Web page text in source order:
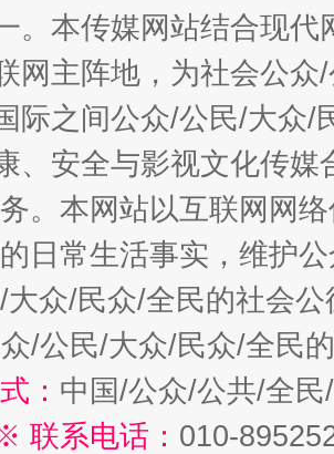
。本传媒网站结合现
网主阵地，为社会公
际之间公众/公民/大众/
、安全与影视文化传
。本网站以互联网网
日常生活事实，维护
众/民众/全民的社会公
/公民/大众/民众/全民
： 中国/公众/公共/全
联系电话： 010-